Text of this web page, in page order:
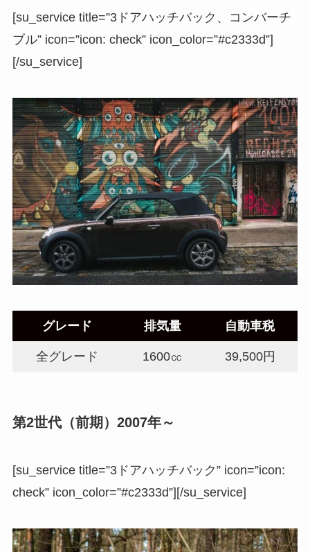
[su_service title=”3ドアハッチバック、コンバーチ
ブル” icon=”icon: check” icon_color=”#c2333d”]
[/su_service]
グレード 排気量 自動車税
全グレード 1600㏄ 39,500円
第2世代（前期）2007年～
[su_service title=”3ドアハッチバック” icon=”icon:
check” icon_color=”#c2333d”][/su_service]